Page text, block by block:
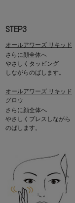
STEP3
オールアワーズ リキッド
さらに顔全体へ
やさしくタッピング
しながらのばします。
オールアワーズ リキッド
グロウ
さらに顔全体へ
やさしくプレスしながら
のばします。